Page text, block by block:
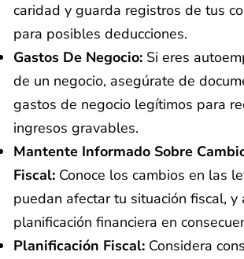
caridad y guarda registros de tus
para posibles deducciones.
Gastos De Negocio: Si eres
de un negocio, asegúrate de
gastos de negocio legítimos para
ingresos gravables.
Mantente Informado Sobre
Fiscal: Conoce los cambios en las
puedan afectar tu situación fiscal, y
planificación financiera en
Planificación Fiscal: Considera